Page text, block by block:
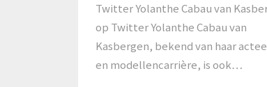
Twitter Yolanthe Cabau van
op Twitter Yolanthe Cabau van
Kasbergen, bekend van haar
en modellencarrière, is ook…